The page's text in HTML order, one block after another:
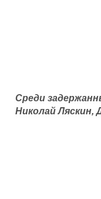
Среди
Николай Ляскин,